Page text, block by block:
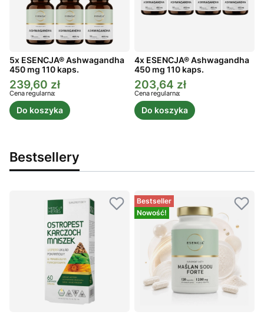
5x ESENCJA® Ashwagandha
450 mg 110 kaps.
Cena promocyjna
239,60 zł
Cena regularna:
Do koszyka
4x ESENCJA® Ashwagandha
450 mg 110 kaps.
Cena promocyjna
203,64 zł
Cena regularna:
Do koszyka
Bestsellery
Bestseller
Nowość!